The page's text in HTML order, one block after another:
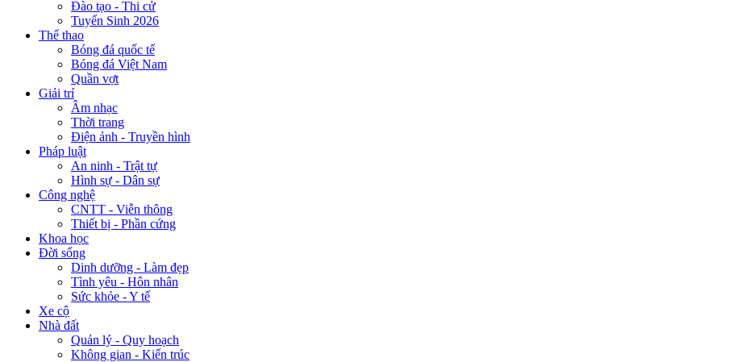
Đào tạo - Thi cử
Tuyển Sinh 2026
Thể thao
Bóng đá quốc tế
Bóng đá Việt Nam
Quần vợt
Giải trí
Âm nhạc
Thời trang
Điện ảnh - Truyền hình
Pháp luật
An ninh - Trật tự
Hình sự - Dân sự
Công nghệ
CNTT - Viễn thông
Thiết bị - Phần cứng
Khoa học
Đời sống
Dinh dưỡng - Làm đẹp
Tình yêu - Hôn nhân
Sức khỏe - Y tế
Xe cộ
Nhà đất
Quản lý - Quy hoạch
Không gian - Kiến trúc